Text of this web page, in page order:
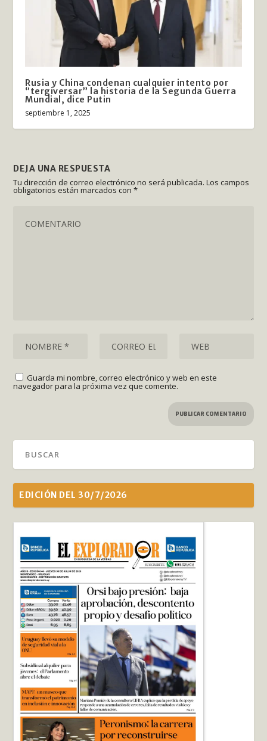
Rusia y China condenan cualquier intento por
“tergiversar” la historia de la Segunda Guerra
Mundial, dice Putin
septiembre 1, 2025
DEJA UNA RESPUESTA
Tu dirección de correo electrónico no será publicada. Los campos
obligatorios están marcados con*
Guarda mi nombre, correo electrónico y web en este
navegador para la próxima vez que comente.
EDICIÓN DEL 30/7/2026